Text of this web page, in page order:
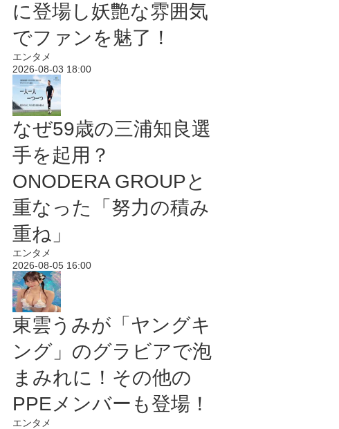
に登場し妖艶な雰囲気
でファンを魅了！
エンタメ
2026-08-03 18:00
なぜ59歳の三浦知良選
手を起用？
ONODERA GROUPと
重なった「努力の積み
重ね」
エンタメ
2026-08-05 16:00
東雲うみが「ヤングキ
ング」のグラビアで泡
まみれに！その他の
PPEメンバーも登場！
エンタメ